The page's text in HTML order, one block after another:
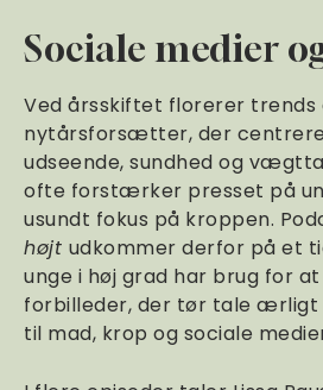
Sociale medier
Ved årsskiftet florerer trends
nytårsforsætter, der
udseende, sundhed og
ofte forstærker presset på
usundt fokus på kroppen.
højt udkommer derfor på et
unge i høj grad har brug for
forbilleder, der tør tale ærligt
til mad, krop og sociale